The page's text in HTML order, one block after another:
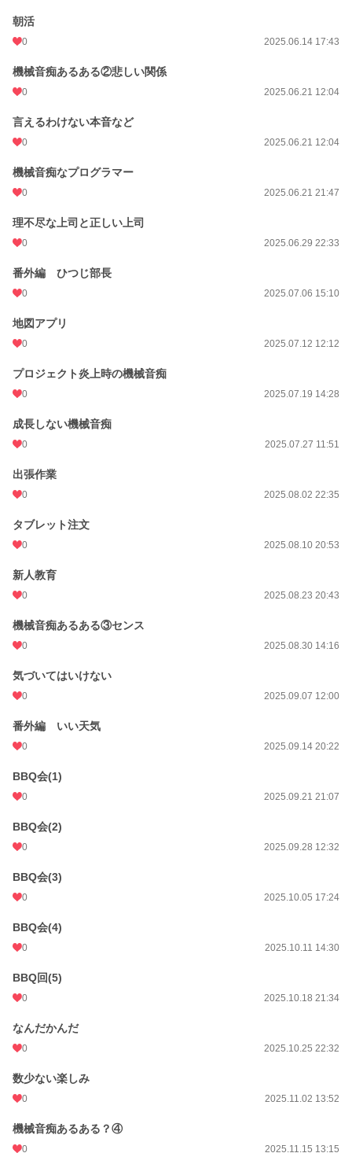
朝活
0 2025.06.14 17:43
機械音痴あるある②悲しい関係
0 2025.06.21 12:04
言えるわけない本音など
0 2025.06.21 12:04
機械音痴なプログラマー
0 2025.06.21 21:47
理不尽な上司と正しい上司
0 2025.06.29 22:33
番外編 ひつじ部長
0 2025.07.06 15:10
地図アプリ
0 2025.07.12 12:12
プロジェクト炎上時の機械音痴
0 2025.07.19 14:28
成長しない機械音痴
0 2025.07.27 11:51
出張作業
0 2025.08.02 22:35
タブレット注文
0 2025.08.10 20:53
新人教育
0 2025.08.23 20:43
機械音痴あるある③センス
0 2025.08.30 14:16
気づいてはいけない
0 2025.09.07 12:00
番外編 いい天気
0 2025.09.14 20:22
BBQ会(1)
0 2025.09.21 21:07
BBQ会(2)
0 2025.09.28 12:32
BBQ会(3)
0 2025.10.05 17:24
BBQ会(4)
0 2025.10.11 14:30
BBQ回(5)
0 2025.10.18 21:34
なんだかんだ
0 2025.10.25 22:32
数少ない楽しみ
0 2025.11.02 13:52
機械音痴あるある？④
0 2025.11.15 13:15